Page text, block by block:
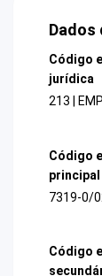
Dados
Código
jurídica
213 |
Código
principal
7319-0/
Código